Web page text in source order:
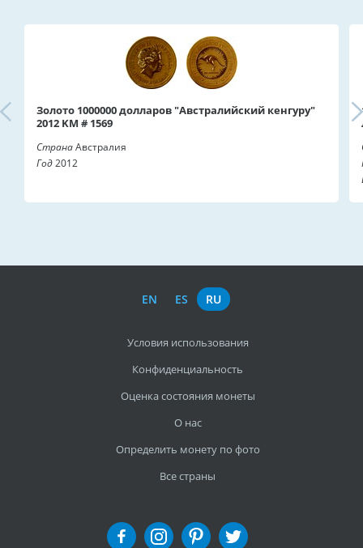
Золото 1000000 долларов "Австралийский кенгуру"
2012 KM # 1569
СтранаАвстралия
Год2012
EN ES RU
Условия использования
Конфиденциальность
Оценка состояния монеты
О нас
Определить монету по фото
Все страны